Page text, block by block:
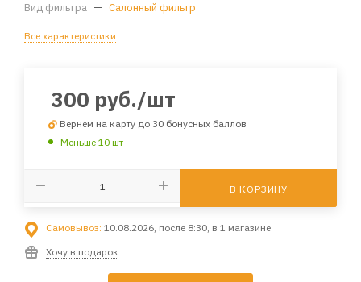
Вид фильтра — Салонный фильтр
Все характеристики
300 руб./шт
Вернем на карту до 30 бонусных баллов
Меньше 10 шт
В КОРЗИНУ
Самовывоз: 10.08.2026, после 8:30, в 1 магазине
Хочу в подарок